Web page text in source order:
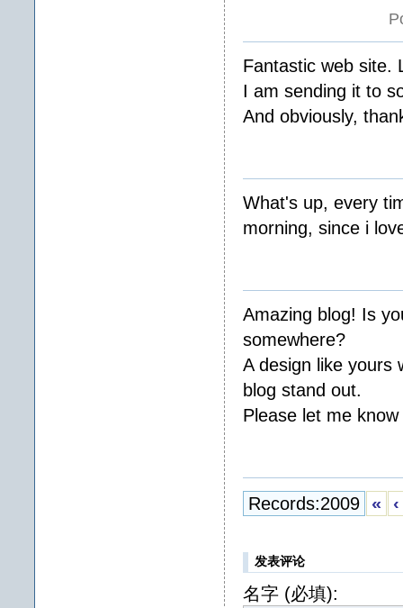
Fantastic web site.
I am sending it to
And obviously,
What's up, every
morning, since i
Amazing blog! Is
somewhere?
A design like yours
blog stand out.
Please let me
Records:2009 « ‹
发表评论
名字 (必填):